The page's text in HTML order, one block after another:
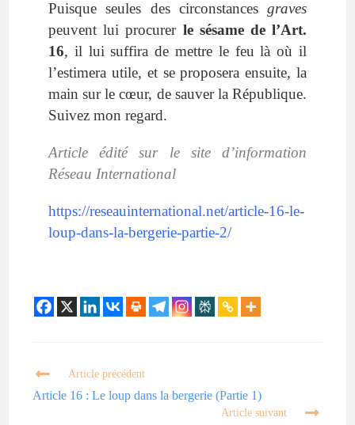
Puisque seules des circonstances graves
peuvent lui procurer le sésame de l’Art.
16, il lui suffira de mettre le feu là où il
l’estimera utile, et se proposera ensuite, la
main sur le cœur, de sauver la République.
Suivez mon regard.
Article édité sur le site d’information
Réseau International
https://reseauinternational.net/article-16-le-
loup-dans-la-bergerie-partie-2/
Article précédent
Article 16 : Le loup dans la bergerie (Partie 1)
Article suivant